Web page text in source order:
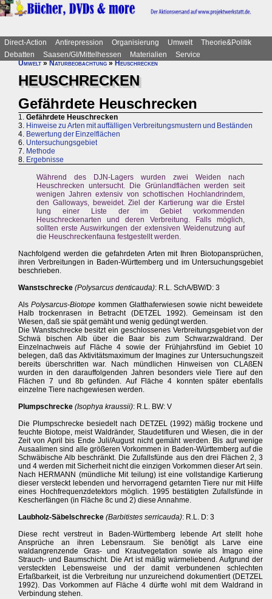
Direct-Action Antirepression Organisierung Umwelt
Theorie&Politik
Debatten
Saasen/GI/Mittelhessen Materialien
Service
Umwelt»Naturbeobachtung»Heuschrecken
HEUSCHRECKEN
Gefährdete Heuschrecken
1. Gefährdete Heuschrecken
3. Hinweise zu Arten mit auffälligen Verbreitungsmustern und Beständen
4. Bewertung der Einzelflächen
6. Untersuchungsgebiet
7. Methode
8. Ergebnisse
Während des DJN-Lagers wurden zwei Weiden nach
Heuschrecken untersucht. Die Grünlandflächen werden seit
wenigen Jahren extensiv von schottischen Hochlandrindem,
den Galloways, beweidet. Ziel der Kartierung war die Erstel
lung einer Liste der im Gebiet vorkommenden
Heuschreckenarten und deren Verbreitung. Falls möglich,
sollten erste Auswirkungen der extensiven Weidenutzung auf
die Heuschreckenfauna festgestellt werden.
Nachfolgend werden die gefahrdeten Arten mit Ihren Biotopansprüchen,
ihren Verbreitungen in Baden-Württemberg und im Untersuchungsgebiet
beschrieben.
Wanstschrecke (Polysarcus denticauda): R.L. SchA/BW/D: 3
AlsPolysarcus-Biotope kommen Glatthaferwiesen sowie nicht beweidete
Halb trockenrasen in Betracht (DETZEL 1992). Gemeinsam ist den
Wiesen, daß sie spät gemäht und wenig gedüngt werden.
Die Wanstschrecke besitzt ein geschlossenes Verbreitungsgebiet von der
Schwä bischen Alb über die Baar bis zum Schwarzwaldrand. Der
Einzelnachweis auf Fläche 4 sowie der Frühjahrsfünd im Gebiet 10
belegen, daß das Aktivitätsmaximum der Imagines zur Untersuchungszeit
bereits überschritten war. Nach mündlichen Hinweisen von CLAßEN
wurden in den darauffolgenden Jahren besonders viele Tiere auf den
Flächen 7 und 8b gefünden. Auf Fläche 4 konnten später ebenfalls
einzelne Tiere nachgewiesen werden.
Plumpschrecke (Isophya kraussii): R.L. BW: V
Die Plumpschrecke besiedelt nach DETZEL (1992) mäßig trockene und
feuchte Biotope, meist Waldränder, Staudetifluren und Wiesen, die in der
Zeit von April bis Ende Juli/August nicht gemäht werden. Bis auf wenige
Ausaalimen sind alle größeren Vorkommen in Baden-Württemberg auf die
Schwäbische Alb beschränkt. Die Zufallsfünde aus den drei Flächen 2, 3
und 4 werden mit Sicherheit nicht die einzigen Vorkommen dieser Art sein.
Nach HERMANN (mündliche Mit teilung) ist eine vollstandige Kartierung
dieser versteckt lebenden und hervorragend getarnten Tiere nur mit Hilfe
eines Hochfrequenzdetektors möglich. 1995 bestätigten Zufallsfünde in
Kescherfängen (in Fläche 8c und 2) diese Annahme.
Laubholz-Säbelschrecke (Barbitistes serricauda): R.L. D: 3
Diese recht verstreut in Baden-Württemberg lebende Art stellt hohe
Ansprüche an ihren Lebensraum. Sie benötigt als Larve eine
waldangrenzende Gras- und Krautvegetation sowie als Imago eine
Strauch- und Baumschicht. Die Art ist mäßig wärmeliebend. Aufgrund der
versteckten Lebensweise und der damit verbundenen schlechten
Erfaßbarkeit, ist die Verbreitung nur unzureichend dokumentiert (DETZEL
1992). Das Vorkommen auf Fläche 4 dürfte wohl mit dem Waldrand in
Verbindung stehen.